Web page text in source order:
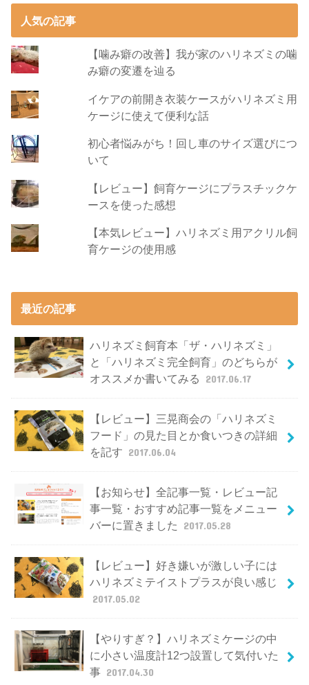
人気の記事
【噛み癖の改善】我が家のハリネズミの噛
み癖の変遷を辿る
イケアの前開き衣装ケースがハリネズミ用
ケージに使えて便利な話
初心者悩みがち！回し車のサイズ選びにつ
いて
【レビュー】飼育ケージにプラスチックケ
ースを使った感想
【本気レビュー】ハリネズミ用アクリル飼
育ケージの使用感
最近の記事
ハリネズミ飼育本「ザ・ハリネズミ」
と「ハリネズミ完全飼育」のどちらが
オススメか書いてみる
2017.06.17
【レビュー】三晃商会の「ハリネズミ
フード」の見た目とか食いつきの詳細
を記す 2017.06.04
【お知らせ】全記事一覧・レビュー記
事一覧・おすすめ記事一覧をメニュー
バーに置きました
2017.05.28
【レビュー】好き嫌いが激しい子には
ハリネズミテイストプラスが良い感じ
2017.05.02
【やりすぎ？】ハリネズミケージの中
に小さい温度計12つ設置して気付いた
事 2017.04.30